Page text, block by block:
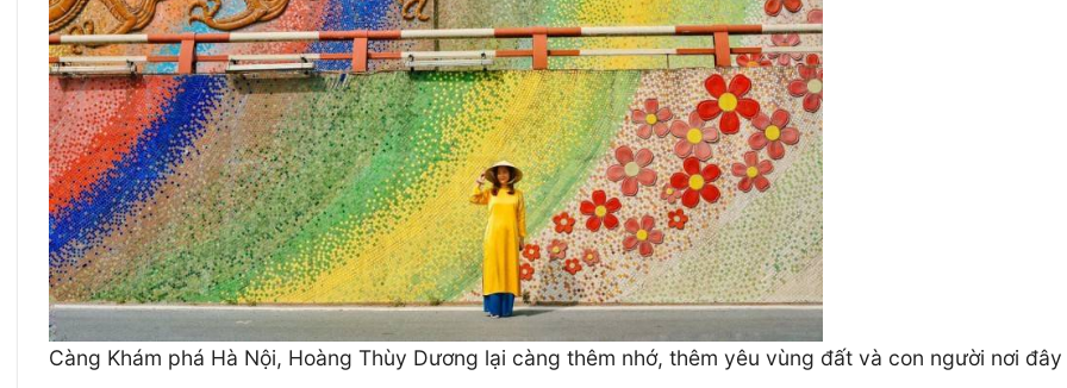
Càng Khám phá Hà Nội, Hoàng Thùy Dương lại càng thêm nhớ, thêm yêu vùng đất và con người nơi đây